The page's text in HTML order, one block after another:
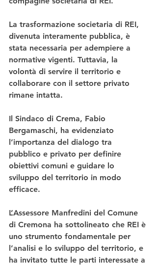
La trasformazione societaria di REI,
divenuta interamente pubblica, è
stata necessaria per adempiere a
normative vigenti. Tuttavia, la
volontà di servire il territorio e
collaborare con il settore privato
rimane intatta.
Il Sindaco di Crema, Fabio
Bergamaschi, ha evidenziato
l’importanza del dialogo tra
pubblico e privato per definire
obiettivi comuni e guidare lo
sviluppo del territorio in modo
efficace.
L’Assessore Manfredini del Comune
di Cremona ha sottolineato che REI è
uno strumento fondamentale per
l’analisi e lo sviluppo del territorio, e
ha invitato tutte le parti interessate a